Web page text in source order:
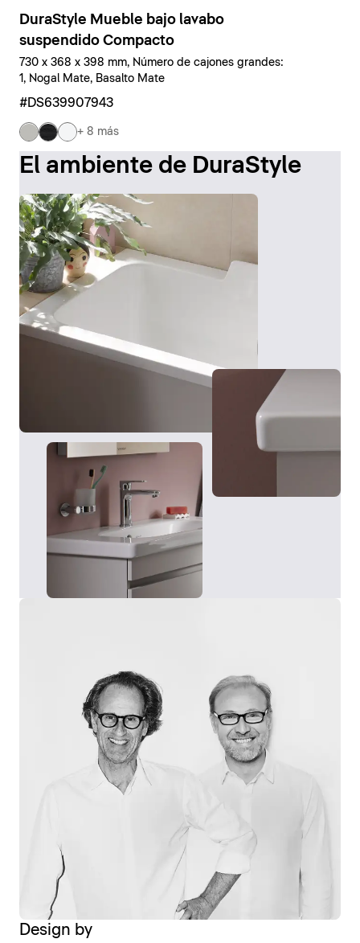
DuraStyle Mueble bajo lavabo
suspendido Compacto
730 x 368 x 398 mm, Número de cajones grandes:
1, Nogal Mate, Basalto Mate
#DS639907943
+ 8 más
El ambiente de DuraStyle
Design by